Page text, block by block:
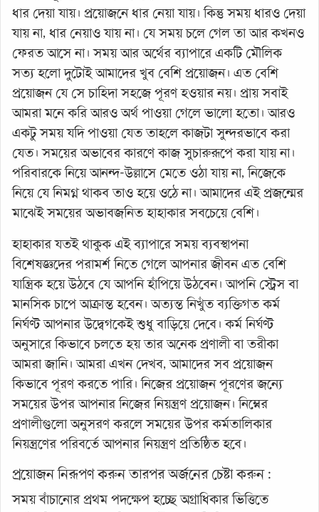
ধার দেয়া যায়। প্রয়োজনে ধার নেয়া যায়। কিন্তু সময় ধারও দেয়া
যায় না, ধার নেয়াও যায় না। যে সময় চলে গেল তা আর কখনও
ফেরত আসে না। সময় আর অর্থের ব্যাপারে একটি মৌলিক
সত্য হলো দুটোই আমাদের খুব বেশি প্রয়োজন। এত বেশি
প্রয়োজন যে সে চাহিদা সহজে পূরণ হওয়ার নয়। প্রায় সবাই
আমরা মনে করি আরও অর্থ পাওয়া গেলে ভালো হতো। আরও
একটু সময় যদি পাওয়া যেত তাহলে কাজটা সুন্দরভাবে করা
যেত। সময়ের অভাবের কারণে কাজ সুচারুরূপে করা যায় না।
পরিবারকে নিয়ে আনন্দ-উল্লাসে মেতে ওঠা যায় না, নিজেকে
নিয়ে যে নিমগ্ন থাকব তাও হয়ে ওঠে না। আমাদের এই প্রজন্মের
মাঝেই সময়ের অভাবজনিত হাহাকার সবচেয়ে বেশি।
হাহাকার যতই থাকুক এই ব্যাপারে সময় ব্যবস্থাপনা
বিশেষজ্ঞদের পরামর্শ নিতে গেলে আপনার জীবন এত বেশি
যান্ত্রিক হয়ে উঠবে যে আপনি হাঁপিয়ে উঠবেন। আপনি স্ট্রেস বা
মানসিক চাপে আক্রান্ত হবেন। অত্যন্ত নিখুঁত ব্যক্তিগত কর্ম
নির্ঘণ্ট আপনার উদ্বেগকেই শুধু বাড়িয়ে দেবে। কর্ম নির্ঘণ্ট
অনুসারে কিভাবে চলতে হয় তার অনেক প্রণালী বা তরীকা
আমরা জানি। আমরা এখন দেখব, আমাদের সব প্রয়োজন
কিভাবে পূরণ করতে পারি। নিজের প্রয়োজন পূরণের জন্যে
সময়ের উপর আপনার নিজের নিয়ন্ত্রণ প্রয়োজন। নিম্নের
প্রণালীগুলো অনুসরণ করলে সময়ের উপর কর্মতালিকার
নিয়ন্ত্রণের পরিবর্তে আপনার নিয়ন্ত্রণ প্রতিষ্ঠিত হবে।
প্রয়োজন নিরূপণ করুন তারপর অর্জনের চেষ্টা করুন :
সময় বাঁচানোর প্রথম পদক্ষেপ হচ্ছে অগ্রাধিকার ভিত্তিতে